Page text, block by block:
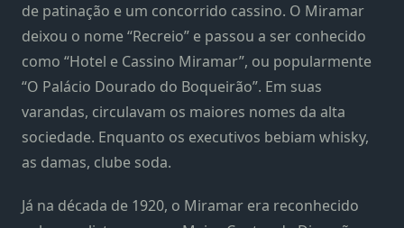
de patinação e um concorrido cassino. O Miramar
deixou o nome “Recreio” e passou a ser conhecido
como “Hotel e Cassino Miramar”, ou popularmente
“O Palácio Dourado do Boqueirão”. Em suas
varandas, circulavam os maiores nomes da alta
sociedade. Enquanto os executivos bebiam whisky,
as damas, clube soda.
Já na década de 1920, o Miramar era reconhecido